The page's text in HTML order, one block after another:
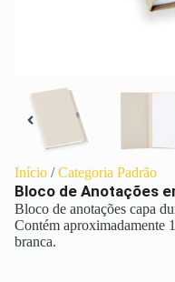
Início /Categoria Padrão
Bloco de Anotações
Bloco de anotações capa
Contém aproximadamente
branca.